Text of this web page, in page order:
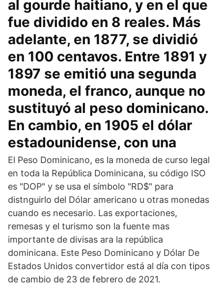
al gourde haitiano, y en el que
fue dividido en 8 reales. Más
adelante, en 1877, se dividió
en 100 centavos. Entre 1891 y
1897 se emitió una segunda
moneda, el franco, aunque no
sustituyó al peso dominicano.
En cambio, en 1905 el dólar
estadounidense, con una
El Peso Dominicano, es la moneda de curso legal
en toda la República Dominicana, su código ISO
es "DOP" y se usa el símbolo "RD$" para
distnguirlo del Dólar americano u otras monedas
cuando es necesario. Las exportaciones,
remesas y el turismo son la fuente mas
importante de divisas ara la república
dominicana. Este Peso Dominicano y Dólar De
Estados Unidos convertidor está al día con tipos
de cambio de 23 de febrero de 2021.